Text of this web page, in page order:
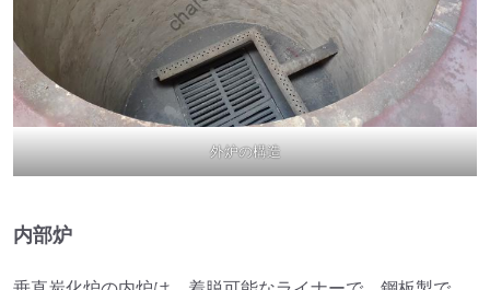
外炉の構造
内部炉